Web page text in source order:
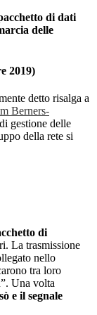
di dati
delle
2019)
detto risalga a
Berners-
gestione delle
della rete si
di
La trasmissione
nello
tra loro
Una volta
e il segnale